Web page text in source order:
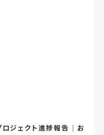
ジェクト進捗報告｜お